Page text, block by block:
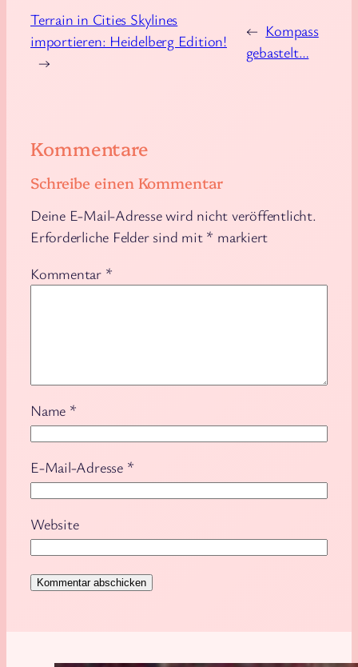
← Kompass
gebastelt…
Terrain in Cities Skylines
importieren: Heidelberg Edition!
→
Kommentare
Schreibe einen Kommentar
Deine E-Mail-Adresse wird nicht veröffentlicht.
Erforderliche Felder sind mit * markiert
Kommentar *
Name *
E-Mail-Adresse *
Website